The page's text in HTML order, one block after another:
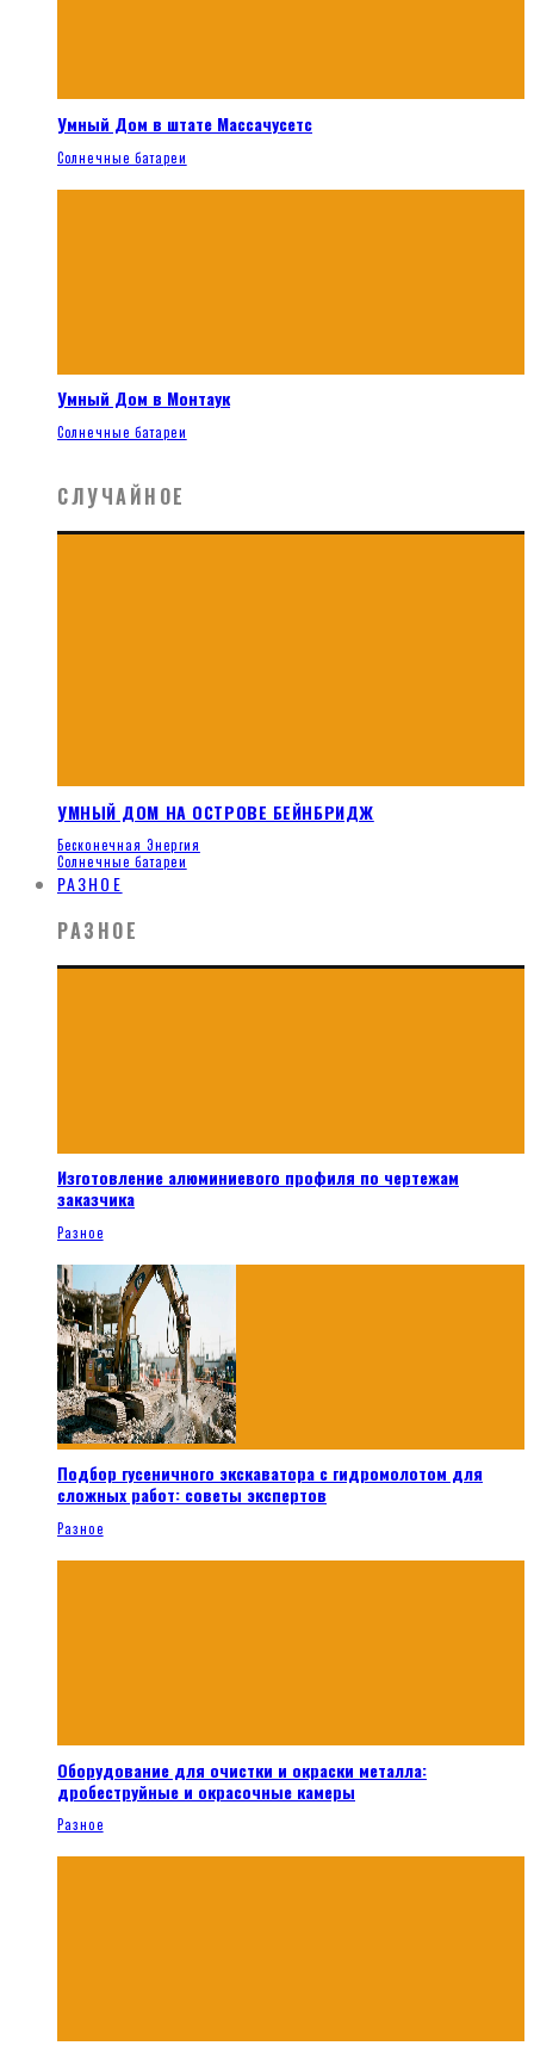
Умный Дом в штате Массачусетс
Солнечные батареи
Умный Дом в Монтаук
Солнечные батареи
СЛУЧАЙНОЕ
УМНЫЙ ДОМ НА ОСТРОВЕ БЕЙНБРИДЖ
Бесконечная Энергия
Солнечные батареи
РАЗНОЕ
РАЗНОЕ
Изготовление алюминиевого профиля по чертежам
заказчика
Разное
Подбор гусеничного экскаватора с гидромолотом для
сложных работ: советы экспертов
Разное
Оборудование для очистки и окраски металла:
дробеструйные и окрасочные камеры
Разное